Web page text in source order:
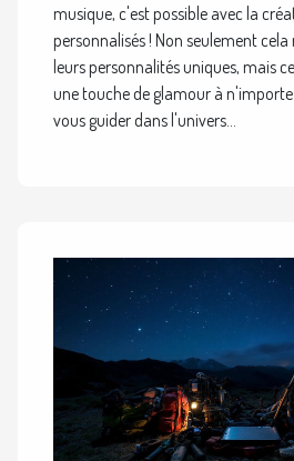
musique, c'est possible avec la
personnalisés ! Non seulement
leurs personnalités uniques, mais
une touche de glamour à n'importe
vous guider dans l'univers...